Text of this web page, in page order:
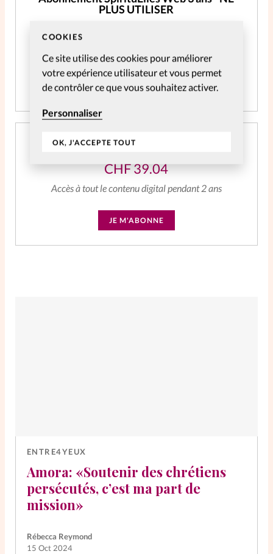
COOKIES
Ce site utilise des cookies pour améliorer
votre expérience utilisateur et vous permet
de contrôler ce que vous souhaitez activer.
Personnaliser
OK, J'ACCEPTE TOUT
PLUS UTILISER
Accès à tout le contenu digital
JE M'ABONNE
Abonnement SpirituElles Web 2 ans
CHF39.04
Accès à tout le contenu digital pendant 2 ans
JE M'ABONNE
ENTRE4YEUX
Amora: «Soutenir des chrétiens
persécutés, c’est ma part de
mission»
Rébecca Reymond
15 Oct 2024